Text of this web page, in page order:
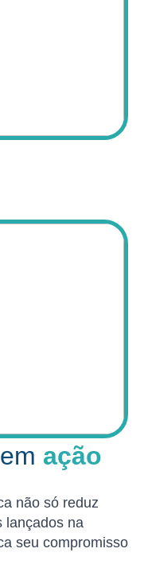
ação
não só reduz
lançados na
seu compromisso